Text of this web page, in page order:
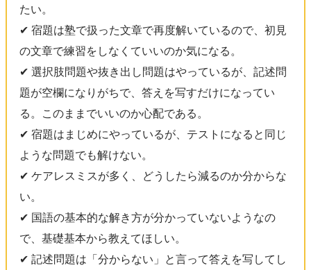
たい。
✔︎ 宿題は塾で扱った文章で再度解いているので、初見
の文章で練習をしなくていいのか気になる。
✔︎ 選択肢問題や抜き出し問題はやっているが、記述問
題が空欄になりがちで、答えを写すだけになってい
る。このままでいいのか心配である。
✔︎ 宿題はまじめにやっているが、テストになると同じ
ような問題でも解けない。
✔︎ ケアレスミスが多く、どうしたら減るのか分からな
い。
✔︎ 国語の基本的な解き方が分かっていないようなの
で、基礎基本から教えてほしい。
✔︎ 記述問題は「分からない」と言って答えを写してし